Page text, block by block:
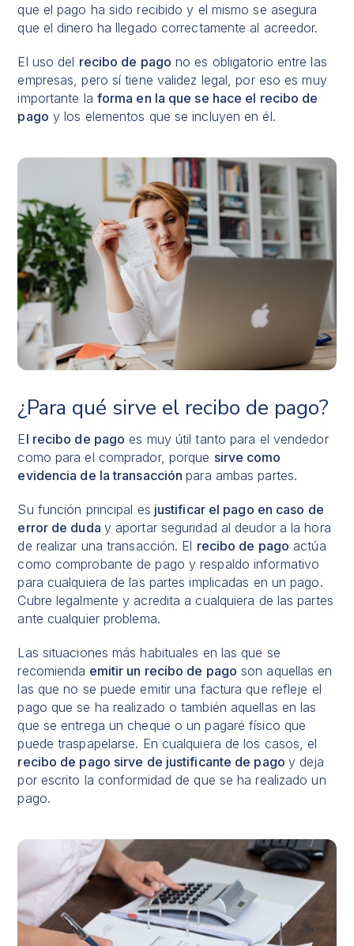
que el pago ha sido recibido y el mismo se asegura
que el dinero ha llegado correctamente al acreedor.
El uso del recibo de pago no es obligatorio entre las
empresas, pero sí tiene validez legal, por eso es muy
importante la forma en la que se hace el recibo de
pago y los elementos que se incluyen en él.
¿Para qué sirve el recibo de pago?
El recibo de pago es muy útil tanto para el vendedor
como para el comprador, porque sirve como
evidencia de la transacciónpara ambas partes.
Su función principal es justificar el pago en caso de
error de duda y aportar seguridad al deudor a la hora
de realizar una transacción. El recibo de pago actúa
como comprobante de pago y respaldo informativo
para cualquiera de las partes implicadas en un pago.
Cubre legalmente y acredita a cualquiera de las partes
ante cualquier problema.
Las situaciones más habituales en las que se
recomienda emitir un recibo de pago son aquellas en
las que no se puede emitir una factura que refleje el
pago que se ha realizado o también aquellas en las
que se entrega un cheque o un pagaré físico que
puede traspapelarse. En cualquiera de los casos, el
recibo de pago sirve de justificante de pago y deja
por escrito la conformidad de que se ha realizado un
pago.